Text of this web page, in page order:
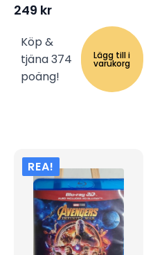
249 kr
Köp &
tjäna 374
poäng!
Lägg till i
varukorg
REA!